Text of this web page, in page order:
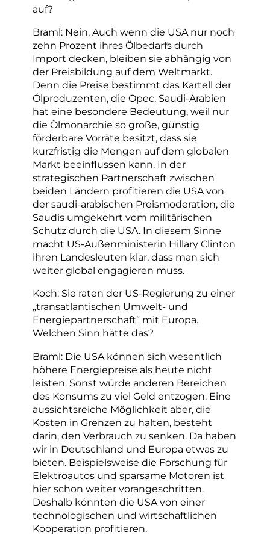
auf?
Braml: Nein. Auch wenn die USA nur noch
zehn Prozent ihres Ölbedarfs durch
Import decken, bleiben sie abhängig von
der Preisbildung auf dem Weltmarkt.
Denn die Preise bestimmt das Kartell der
Ölproduzenten, die Opec. Saudi-Arabien
hat eine besondere Bedeutung, weil nur
die Ölmonarchie so große, günstig
förderbare Vorräte besitzt, dass sie
kurzfristig die Mengen auf dem globalen
Markt beeinflussen kann. In der
strategischen Partnerschaft zwischen
beiden Ländern profitieren die USA von
der saudi-arabischen Preismoderation, die
Saudis umgekehrt vom militärischen
Schutz durch die USA. In diesem Sinne
macht US-Außenministerin Hillary Clinton
ihren Landesleuten klar, dass man sich
weiter global engagieren muss.
Koch: Sie raten der US-Regierung zu einer
„transatlantischen Umwelt- und
Energiepartnerschaft“ mit Europa.
Welchen Sinn hätte das?
Braml: Die USA können sich wesentlich
höhere Energiepreise als heute nicht
leisten. Sonst würde anderen Bereichen
des Konsums zu viel Geld entzogen. Eine
aussichtsreiche Möglichkeit aber, die
Kosten in Grenzen zu halten, besteht
darin, den Verbrauch zu senken. Da haben
wir in Deutschland und Europa etwas zu
bieten. Beispielsweise die Forschung für
Elektroautos und sparsame Motoren ist
hier schon weiter vorangeschritten.
Deshalb könnten die USA von einer
technologischen und wirtschaftlichen
Kooperation profitieren.